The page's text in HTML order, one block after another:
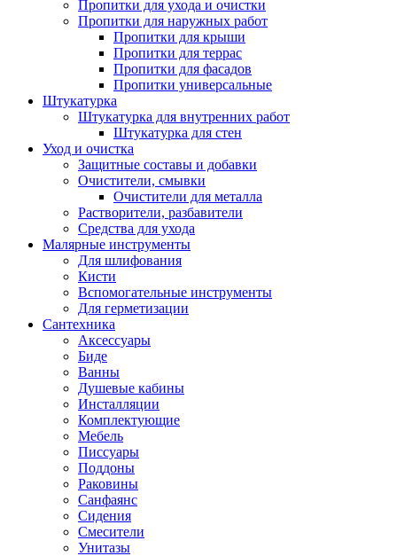
Пропитки для ухода и очистки
Пропитки для наружных работ
Пропитки для крыши
Пропитки для террас
Пропитки для фасадов
Пропитки универсальные
Штукатурка
Штукатурка для внутренних работ
Штукатурка для стен
Уход и очистка
Защитные составы и добавки
Очистители, смывки
Очистители для металла
Растворители, разбавители
Средства для ухода
Малярные инструменты
Для шлифования
Кисти
Вспомогательные инструменты
Для герметизации
Сантехника
Аксессуары
Биде
Ванны
Душевые кабины
Инсталляции
Комплектующие
Мебель
Писсуары
Поддоны
Раковины
Санфаянс
Сидения
Смесители
Унитазы